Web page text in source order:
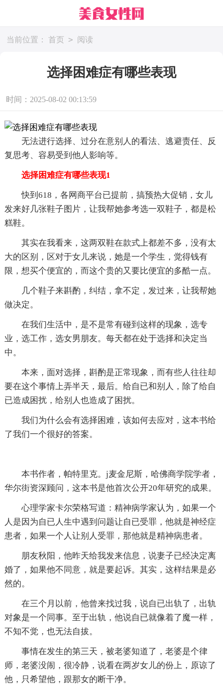
当前位置： 首页 > 阅读
选择困难症有哪些表现
时间：2025-08-02 00:13:59
无法进行选择、过分在意别人的看法、逃避责任、反
复思考、容易受到他人影响等。
选择困难症有哪些表现1
快到618，各网商平台已提前，搞预热大促销，女儿
发来好几张鞋子图片，让我帮她参考选一双鞋子，都是松
糕鞋。
其实在我看来，这两双鞋在款式上都差不多，没有太
大的区别，区对于女儿来说，她是一个学生，觉得钱有
限，想买个便宜的，而这个贵的又要比便宜的多酷一点。
几个鞋子来斟酌，纠结，拿不定，发过来，让我帮她
做决定。
在我们生活中，是不是常有碰到这样的现象，选专
业，选工作，选女男朋友。每天都在处于选择和决定当
中。
本来，面对选择，斟酌是正常现象，而有些人往往却
要在这个事情上弄半天，最后。给自已和别人，除了给自
已造成困扰，给别人也造成了困扰。
我们为什么会有选择困难，该如何去应对，这本书给
了我们一个很好的答案。
本书作者，帕特里克。j麦金尼斯，哈佛商学院学者，
华尔街资深顾问，这本书是他首次公开20年研究的成果。
心理学家卡尔荣格写道：精神病学家认为，如果一个
人是因为自已人生中遇到问题让自已受罪，他就是神经症
患者，如果一个人让别人受罪，那他就是精神病患者。
朋友秋阳，他昨天给我发来信息，说妻子已经决定离
婚了，如果他不同意，就是要起诉。其实，这样结果是必
然的。
在三个月以前，他曾来找过我，说自已出轨了，出轨
对象是一个同事。至于出轨，他说自已就像着了魔一样，
不知不觉，也无法自拔。
事情在发生的第三天，被老婆知道了，老婆是个律
师，老婆没闹，很冷静，说看在两岁女儿的份上，原谅了
他，只希望他，跟那女的断干净。